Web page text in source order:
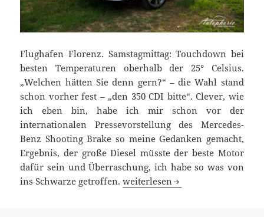
Flughafen Florenz. Samstagmittag: Touchdown bei
besten Temperaturen oberhalb der 25° Celsius.
„Welchen hätten Sie denn gern?“ – die Wahl stand
schon vorher fest – „den 350 CDI bitte“. Clever, wie
ich eben bin, habe ich mir schon vor der
internationalen Pressevorstellung des Mercedes-
Benz Shooting Brake so meine Gedanken gemacht,
Ergebnis, der große Diesel müsste der beste Motor
dafür sein und Überraschung, ich habe so was von
ins Schwarze getroffen.Mein neues Wohnzimmer hat
weiterlesen